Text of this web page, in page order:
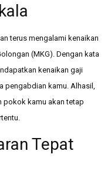
terus mengalami kenaikan
(MKG). Dengan kata
kenaikan gaji
pengabdian kamu. Alhasil,
pokok kamu akan tetap
Tepat